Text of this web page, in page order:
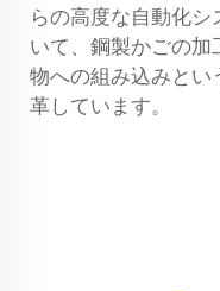
らの高度な自動化
いて、鋼製かごの加
物への組み込みとい
革しています。